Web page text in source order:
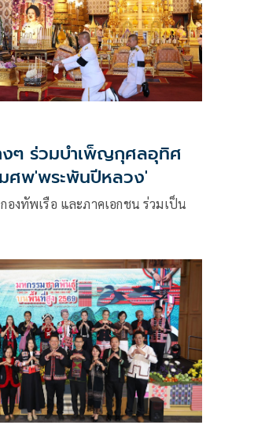
งๆ ร่วมบำเพ็ญกุศลอุทิศ
ศพ'พระพันปีหลวง'
องทัพเรือ และภาคเอกชน ร่วมเป็น